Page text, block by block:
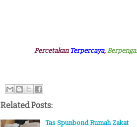
Percetakan Terpercaya,
Related Posts:
Tas Spunbond Rumah Zakat